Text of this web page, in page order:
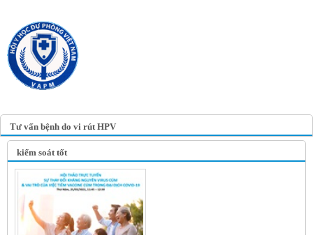
Tư vấn bệnh do vi rút HPV
kiểm soát tốt